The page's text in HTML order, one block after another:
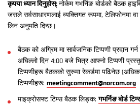
कृपया ध्यान दिनुहोस्: नोर्कम गभर्निङ बोर्डको बैठक
जसले सर्वसाधारणलाई व्यक्तिगत रूपमा, टेलिफोनमा वा
लिन अनुमति दिन्छ।
बैठक को अग्रिम मा सार्वजनिक टिप्पणी प्रदान
अघिल्लो दिन 4:00 बजे भित्र आफ्नो टिप्पणी
टिप्पणीहरू बैठकको सुरुमा रेकर्डमा पढिनेछ
टिप्पणीहरू: meetingcomment@norcom.org
माइक्रोसफ्ट टिम्स बैठक लिङ्क:गभर्निङ बोर्ड